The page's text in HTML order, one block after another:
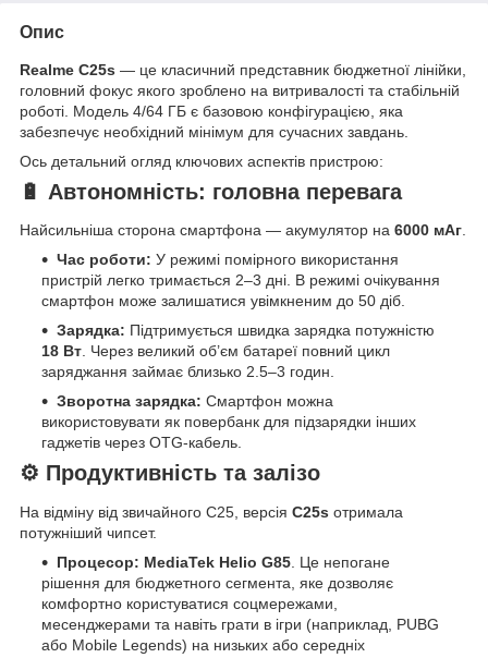
Опис
Realme C25s — це класичний представник бюджетної лінійки,
головний фокус якого зроблено на витривалості та стабільній
роботі. Модель 4/64 ГБ є базовою конфігурацією, яка
забезпечує необхідний мінімум для сучасних завдань.
Ось детальний огляд ключових аспектів пристрою:
🔋 Автономність: головна перевага
Найсильніша сторона смартфона — акумулятор на 6000 мАг.
Час роботи: У режимі помірного використання
пристрій легко тримається 2–3 дні. В режимі очікування
смартфон може залишатися увімкненим до 50 діб.
Зарядка: Підтримується швидка зарядка потужністю
18 Вт. Через великий об’єм батареї повний цикл
заряджання займає близько 2.5–3 годин.
Зворотна зарядка: Смартфон можна
використовувати як повербанк для підзарядки інших
гаджетів через OTG-кабель.
⚙️ Продуктивність та залізо
На відміну від звичайного C25, версія C25s отримала
потужніший чипсет.
Процесор: MediaTek Helio G85 . Це непогане
рішення для бюджетного сегмента, яке дозволяє
комфортно користуватися соцмережами,
месенджерами та навіть грати в ігри (наприклад, PUBG
або Mobile Legends) на низьких або середніх